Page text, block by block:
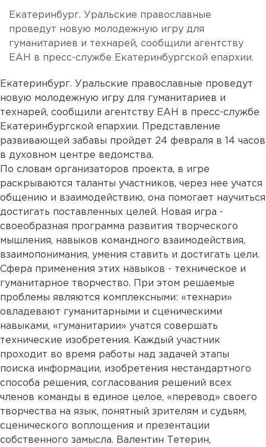
Екатеринбург. Уральские православные
проведут новую молодежную игру для
гуманитариев и технарей, сообщили агентству
ЕАН в пресс-службе Екатеринбургской епархии.
Екатеринбург. Уральские православные проведут
новую молодежную игру для гуманитариев и
технарей, сообщили агентству ЕАН в пресс-службе
Екатеринбургской епархии. Представление
развивающей забавы пройдет 24 февраля в 14 часов
в духовном центре ведомства.
По словам организаторов проекта, в игре
раскрываются таланты участников, через нее учатся
общению и взаимодействию, она помогает научиться
достигать поставленных целей. Новая игра -
своеобразная программа развития творческого
мышления, навыков командного взаимодействия,
взаимопонимания, умения ставить и достигать цели.
Сфера применения этих навыков - техническое и
гуманитарное творчество. При этом решаемые
проблемы являются комплексными: «технари»
овладевают гуманитарными и сценическими
навыками, «гуманитарии» учатся совершать
технические изобретения. Каждый участник
проходит во время работы над задачей этапы
поиска информации, изобретения нестандартного
способа решения, согласования решений всех
членов команды в единое целое, «перевод» своего
творчества на язык, понятный зрителям и судьям,
сценического воплощения и презентации
собственного замысла. Валентин Тетерин,